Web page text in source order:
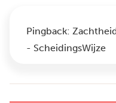
Pingback:
- ScheidingsWijze